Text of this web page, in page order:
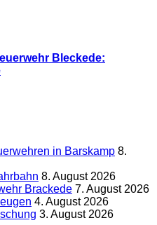
Bleckede:
in Barskamp 8.
8. August 2026
Brackede 7. August 2026
4. August 2026
3. August 2026